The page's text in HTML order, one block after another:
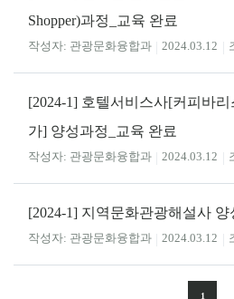
Shopper)과정_교육 완료
관광문화융합과 2024.03.12
[2024-1] 호텔서비스사[커피바
가] 양성과정_교육 완료
관광문화융합과 2024.03.12
[2024-1] 지역문화관광해설사
관광문화융합과 2024.03.12
1